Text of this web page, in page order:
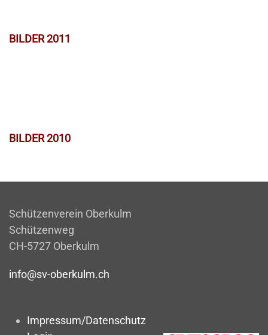
BILDER 2011
BILDER 2010
Schützenverein Oberkulm
Schützenweg
CH-5727 Oberkulm
info@sv-oberkulm.ch
Impressum/Datenschutz